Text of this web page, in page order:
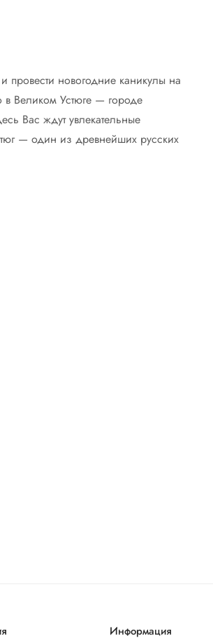
провести новогодние каникулы на
Великом Устюге — городе
Вас ждут увлекательные
— один из древнейших русских
Информация